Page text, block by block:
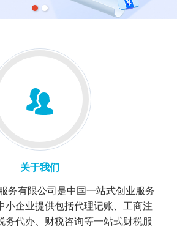
关于我们
务有限公司是中国一站式创业服务
小企业提供包括代理记账、工商注
务代办、财税咨询等一站式财税服